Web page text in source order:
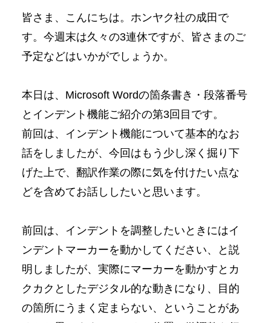
皆さま、こんにちは。ホンヤク社の成田で
す。今週末は久々の3連休ですが、皆さまのご
予定などはいかがでしょうか。
本日は、Microsoft Wordの箇条書き・段落番号
とインデント機能ご紹介の第3回目です。
前回は、インデント機能について基本的なお
話をしましたが、今回はもう少し深く掘り下
げた上で、翻訳作業の際に気を付けたい点な
どを含めてお話ししたいと思います。
前回は、インデントを調整したいときにはイ
ンデントマーカーを動かしてください、と説
明しましたが、実際にマーカーを動かすとカ
クカクとしたデジタル的な動きになり、目的
の箇所にうまく定まらない、ということがあ